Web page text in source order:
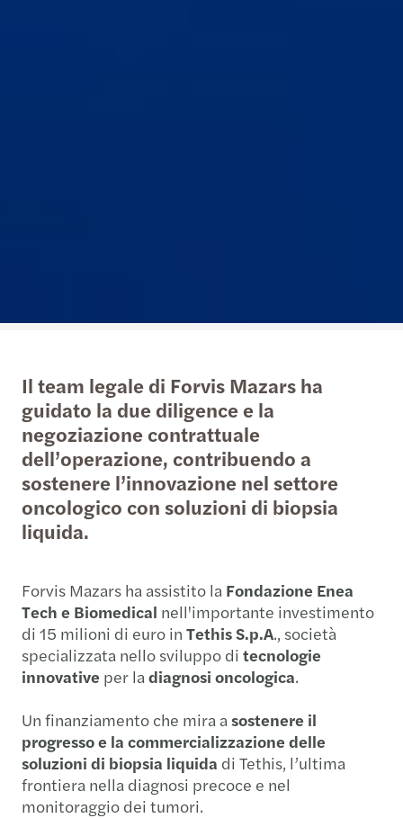
Il team legale di Forvis Mazars ha
guidato la due diligence e la
negoziazione contrattuale
dell’operazione, contribuendo a
sostenere l’innovazione nel settore
oncologico con soluzioni di biopsia
liquida.
Forvis Mazars ha assistito la Fondazione Enea
Tech e Biomedical nell'importante investimento
di 15 milioni di euro in Tethis S.p.A., società
specializzata nello sviluppo di tecnologie
innovative per la diagnosi oncologica.
Un finanziamento che mira a sostenere il
progresso e la commercializzazione delle
soluzioni di biopsia liquida di Tethis, l’ultima
frontiera nella diagnosi precoce e nel
monitoraggio dei tumori.